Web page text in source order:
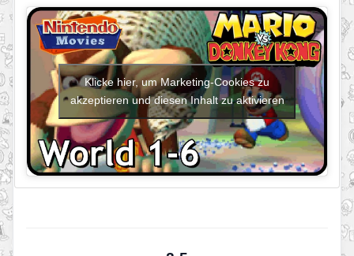
Klicke hier, um Marketing-Cookies zu
akzeptieren und diesen Inhalt zu aktivieren